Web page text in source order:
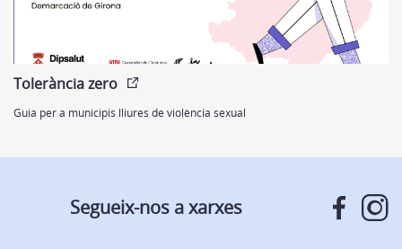
Tolerància zero
Guia per a municipis lliures de violència sexual
Segueix-nos a xarxes